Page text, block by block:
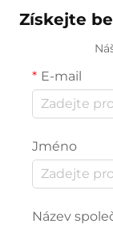
Získejte
E-mail
Jméno
Název